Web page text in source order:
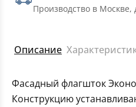
Производство в Москве,
Описание
Фасадный флагшток
Конструкцию